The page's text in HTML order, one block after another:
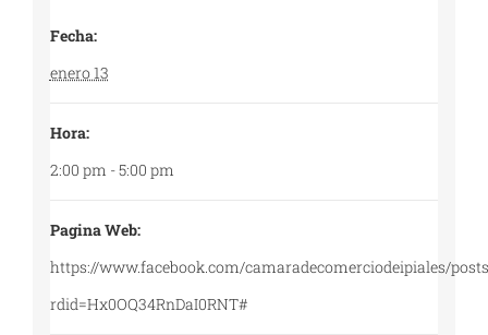
Fecha:
enero 13
Hora:
2:00 pm - 5:00 pm
Pagina Web:
https://www.facebook.com/camaradecomerciodeipiales/
rdid=Hx0OQ34RnDaI0RNT#